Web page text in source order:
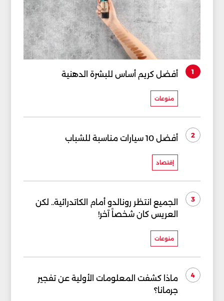
1 أفضل كريم أساس للبشرة الدهنية
منوعات
2 أفضل 10 سيارات مناسبة للشباب
إقتصاد
3
الجميع انتظر رونالدو أمام الكاتدرائية.. لكن
العريس كان شخصاً آخر!
منوعات
4
ماذا كشفت المعلومات الأولية عن تفجير
جرمانا؟